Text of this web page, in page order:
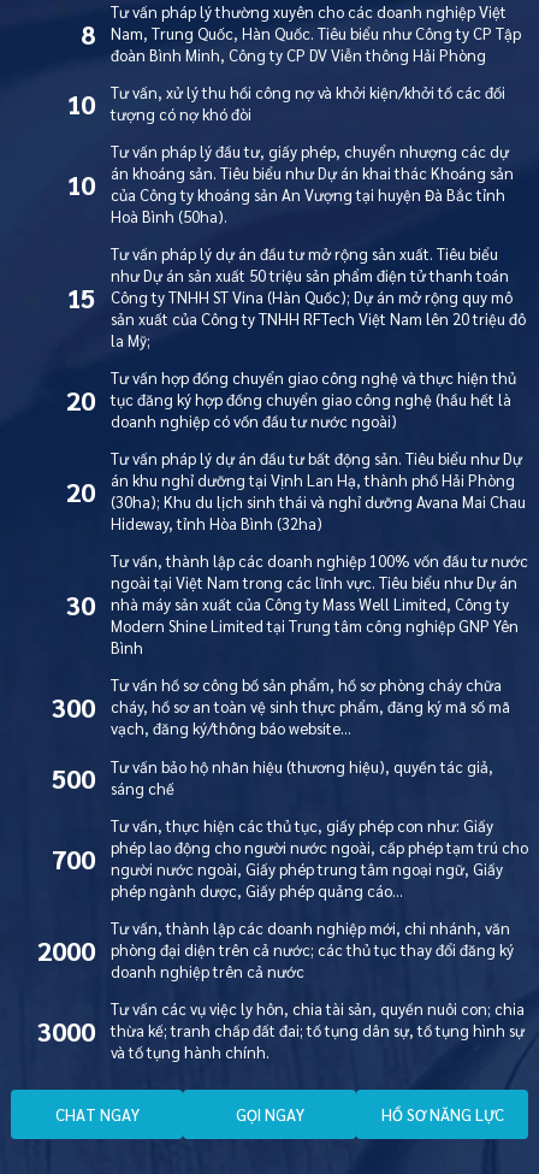
8
Tư vấn pháp lý thường xuyên cho các doanh nghiệp Việt
Nam, Trung Quốc, Hàn Quốc. Tiêu biểu như Công ty CP Tập
đoàn Bình Minh, Công ty CP DV Viễn thông Hải Phòng
10
Tư vấn, xử lý thu hồi công nợ và khởi kiện/khởi tố các đối
tượng có nợ khó đòi
10
Tư vấn pháp lý đầu tư, giấy phép, chuyển nhượng các dự
án khoáng sản. Tiêu biểu như Dự án khai thác Khoáng sản
của Công ty khoáng sản An Vượng tại huyện Đà Bắc tỉnh
Hoà Bình (50ha).
15
Tư vấn pháp lý dự án đầu tư mở rộng sản xuất. Tiêu biểu
như Dự án sản xuất 50 triệu sản phẩm điện tử thanh toán
Công ty TNHH ST Vina (Hàn Quốc); Dự án mở rộng quy mô
sản xuất của Công ty TNHH RFTech Việt Nam lên 20 triệu đô
la Mỹ;
20
Tư vấn hợp đồng chuyển giao công nghệ và thực hiện thủ
tục đăng ký hợp đồng chuyển giao công nghệ (hầu hết là
doanh nghiệp có vốn đầu tư nước ngoài)
20
Tư vấn pháp lý dự án đầu tư bất động sản. Tiêu biểu như Dự
án khu nghỉ dưỡng tại Vịnh Lan Hạ, thành phố Hải Phòng
(30ha); Khu du lịch sinh thái và nghỉ dưỡng Avana Mai Chau
Hideway, tỉnh Hòa Bình (32ha)
30
Tư vấn, thành lập các doanh nghiệp 100% vốn đầu tư nước
ngoài tại Việt Nam trong các lĩnh vực. Tiêu biểu như Dự án
nhà máy sản xuất của Công ty Mass Well Limited, Công ty
Modern Shine Limited tại Trung tâm công nghiệp GNP Yên
Bình
300
Tư vấn hồ sơ công bố sản phẩm, hồ sơ phòng cháy chữa
cháy, hồ sơ an toàn vệ sinh thực phẩm, đăng ký mã số mã
vạch, đăng ký/thông báo website…
500
Tư vấn bảo hộ nhãn hiệu (thương hiệu), quyền tác giả,
sáng chế
700
Tư vấn, thực hiện các thủ tục, giấy phép con như: Giấy
phép lao động cho người nước ngoài, cấp phép tạm trú cho
người nước ngoài, Giấy phép trung tâm ngoại ngữ, Giấy
phép ngành dược, Giấy phép quảng cáo…
2000
Tư vấn, thành lập các doanh nghiệp mới, chi nhánh, văn
phòng đại diện trên cả nước; các thủ tục thay đổi đăng ký
doanh nghiệp trên cả nước
3000
Tư vấn các vụ việc ly hôn, chia tài sản, quyền nuôi con; chia
thừa kế; tranh chấp đất đai; tố tụng dân sự, tố tụng hình sự
và tố tụng hành chính.
CHAT NGAY GỌI NGAY HỒ SƠ NĂNG LỰC